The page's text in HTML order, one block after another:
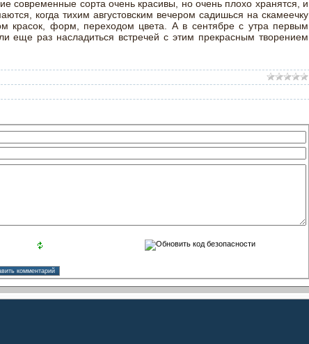
современные сорта очень красивы, но очень плохо хранятся, и
когда тихим августовским вечером садишься на скамеечку
форм, переходом цвета. А в сентябре с утра первым
еще раз насладиться встречей с этим прекрасным творением